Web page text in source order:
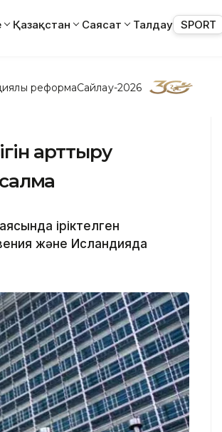
Қазақстан Саясат Талдау SPORT
реформаСайлау-2026
арттыру
іріктелген
және Исландияда